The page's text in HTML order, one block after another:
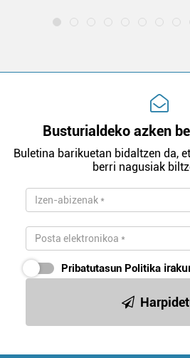
Busturialdeko azken
Buletina barikuetan bidaltzen da,
berri nagusiak
Pribatutasun Politika